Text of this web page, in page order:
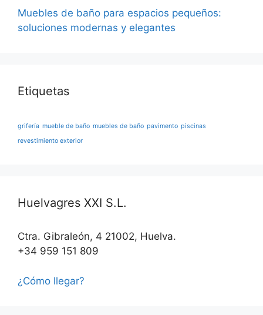
Muebles de baño para espacios pequeños:
soluciones modernas y elegantes
Etiquetas
grifería mueble de baño muebles de baño pavimento piscinas
revestimiento exterior
Huelvagres XXI S.L.
Ctra. Gibraleón, 4 21002, Huelva.
+34 959 151 809
¿Cómo llegar?